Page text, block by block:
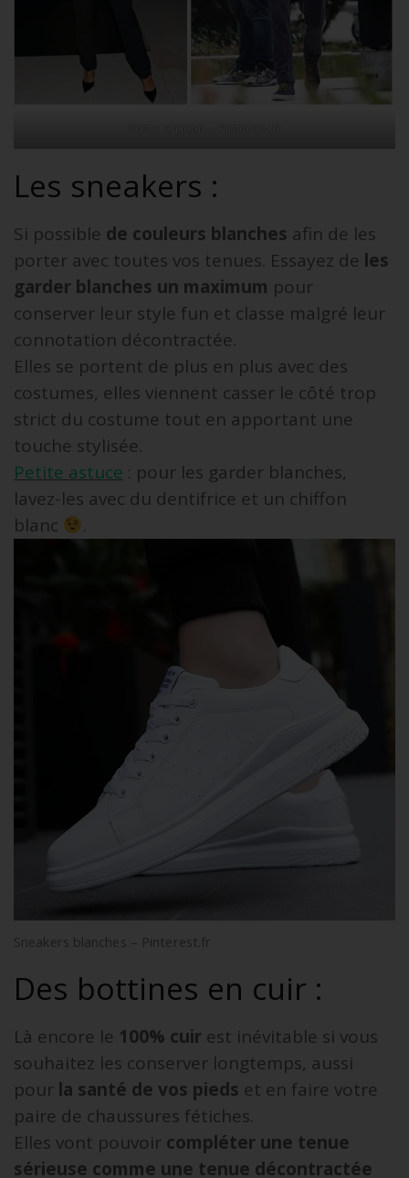
Les sneakers :
Si possible de couleurs blanches afin de les
porter avec toutes vos tenues. Essayez de les
garder blanches un maximum pour
conserver leur style fun et classe malgré leur
connotation décontractée.
Elles se portent de plus en plus avec des
costumes, elles viennent casser le côté trop
strict du costume tout en apportant une
touche stylisée.
Petite astuce : pour les garder blanches,
lavez-les avec du dentifrice et un chiffon
blanc
.
Sneakers blanches – Pinterest.fr
Des bottines en cuir :
Là encore le 100% cuir est inévitable si vous
souhaitez les conserver longtemps, aussi
pour la santé de vos pieds et en faire votre
paire de chaussures fétiches.
Elles vont pouvoir compléter une tenue
sérieuse comme une tenue décontractée